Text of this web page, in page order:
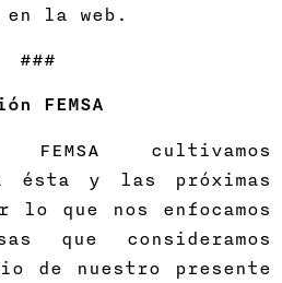
la web.
###
FEMSA
cultivamos
ésta y las próximas
lo que nos enfocamos
que consideramos
de nuestro presente